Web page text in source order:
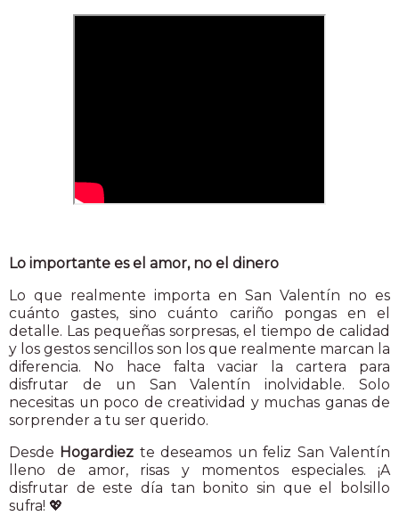
Lo importante es el amor, no el dinero
Lo que realmente importa en San Valentín no es
cuánto gastes, sino cuánto cariño pongas en el
detalle. Las pequeñas sorpresas, el tiempo de calidad
y los gestos sencillos son los que realmente marcan la
diferencia. No hace falta vaciar la cartera para
disfrutar de un San Valentín inolvidable. Solo
necesitas un poco de creatividad y muchas ganas de
sorprender a tu ser querido.
Desde Hogardiez te deseamos un feliz San Valentín
lleno de amor, risas y momentos especiales. ¡A
disfrutar de este día tan bonito sin que el bolsillo
sufra! 💖